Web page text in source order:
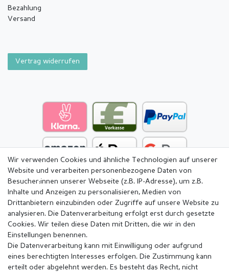
Bezahlung
Versand
Vertrag widerrufen
Wir verwenden Cookies und ähnliche Technologien auf unserer
Website und verarbeiten personenbezogene Daten von
Besucher:innen unserer Webseite (z.B. IP-Adresse), um z.B.
Inhalte und Anzeigen zu personalisieren, Medien von
Drittanbietern einzubinden oder Zugriffe auf unsere Website zu
analysieren. Die Datenverarbeitung erfolgt erst durch gesetzte
Cookies. Wir teilen diese Daten mit Dritten, die wir in den
Einstellungen benennen.
Die Datenverarbeitung kann mit Einwilligung oder aufgrund
eines berechtigten Interesses erfolgen. Die Zustimmung kann
erteilt oder abgelehnt werden. Es besteht das Recht, nicht